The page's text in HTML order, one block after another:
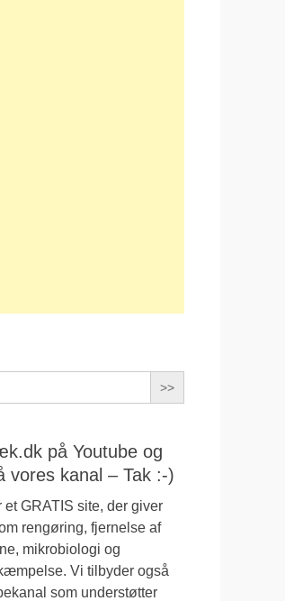
på Youtube og
vores kanal – Tak :-)
GRATIS site, der giver
rengøring, fjernelse af
mikrobiologi og
Vi tilbyder også
som understøtter